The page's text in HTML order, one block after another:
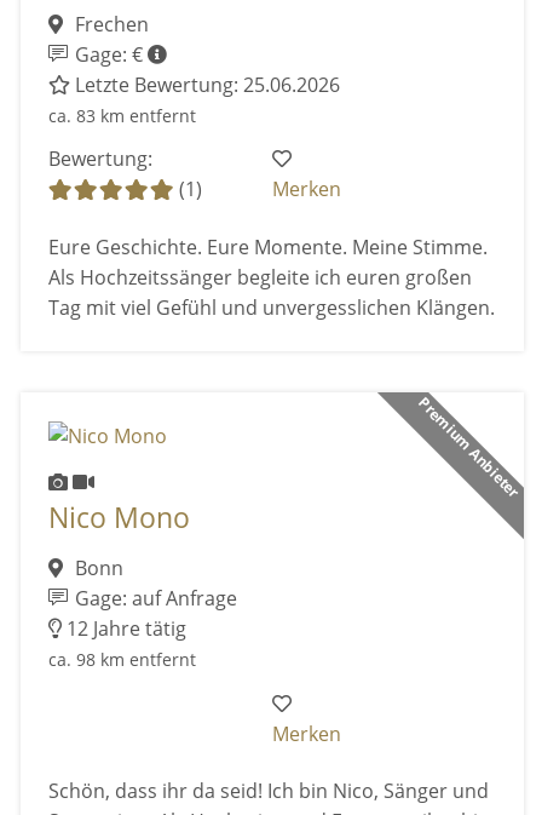
Frechen
Gage: €
Letzte Bewertung: 25.06.2026
ca. 83 km entfernt
Bewertung:
(1)
Merken
Eure Geschichte. Eure Momente. Meine Stimme.
Als Hochzeitssänger begleite ich euren großen
Tag mit viel Gefühl und unvergesslichen Klängen.
Premium Anbieter
Nico Mono
Bonn
Gage: auf Anfrage
12 Jahre tätig
ca. 98 km entfernt
Merken
Schön, dass ihr da seid! Ich bin Nico, Sänger und